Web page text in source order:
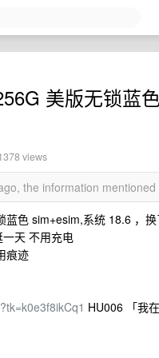
美版无锁蓝
views
the information
色 sim+esim,系统 18.6 ，
天 不用充电
痕迹
HU006 「我